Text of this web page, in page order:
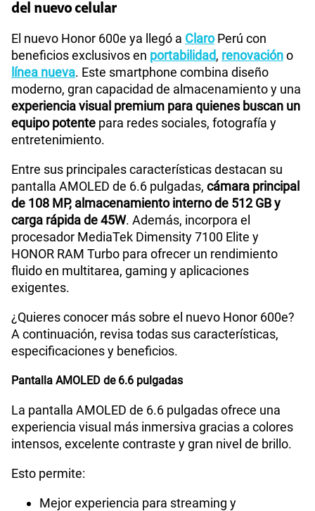
del nuevo celular
El nuevo Honor 600e ya llegó a ClaroPerú con
beneficios exclusivos en portabilidad, renovacióno
línea nueva. Este smartphone combina diseño
moderno, gran capacidad de almacenamiento y una
experiencia visual premium para quienes buscan un
equipo potente para redes sociales, fotografía y
entretenimiento.
Entre sus principales características destacan su
pantalla AMOLED de 6.6 pulgadas, cámara principal
de 108 MP, almacenamiento interno de 512 GB y
carga rápida de 45W. Además, incorpora el
procesador MediaTek Dimensity 7100 Elite y
HONOR RAM Turbo para ofrecer un rendimiento
fluido en multitarea, gaming y aplicaciones
exigentes.
¿Quieres conocer más sobre el nuevo Honor 600e?
A continuación, revisa todas sus características,
especificaciones y beneficios.
Pantalla AMOLED de 6.6 pulgadas
La pantalla AMOLED de 6.6 pulgadas ofrece una
experiencia visual más inmersiva gracias a colores
intensos, excelente contraste y gran nivel de brillo.
Esto permite:
Mejor experiencia para streaming y